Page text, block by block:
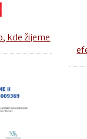
kde žijeme